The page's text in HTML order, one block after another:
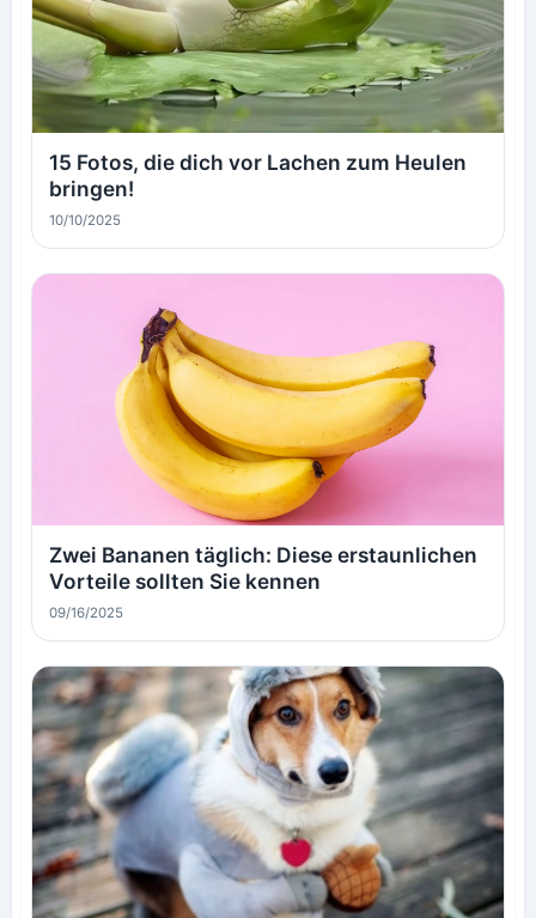
15 Fotos, die dich vor Lachen zum Heulen
bringen!
10/10/2025
Zwei Bananen täglich: Diese erstaunlichen
Vorteile sollten Sie kennen
09/16/2025